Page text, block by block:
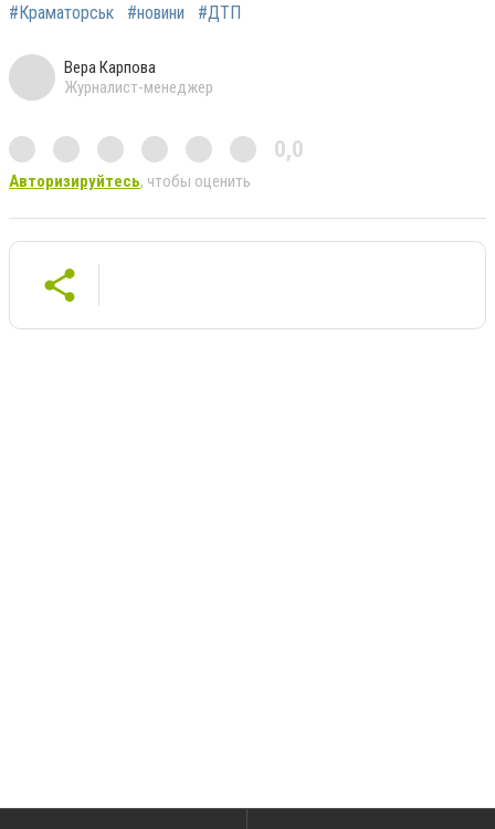
#Краматорськ #новини #ДТП
Вера Карпова
Журналист-менеджер
0,0
Авторизируйтесь, чтобы оценить